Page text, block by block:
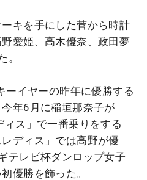
キを手にした菅から時計
愛姫、高木優奈、政田夢
。
ーイヤーの昨年に優勝する
年6月に稲垣那奈子が
ィス」で一番乗りをする
ディス」では高野が優
テレビ杯ダンロップ女子
優勝を飾った。